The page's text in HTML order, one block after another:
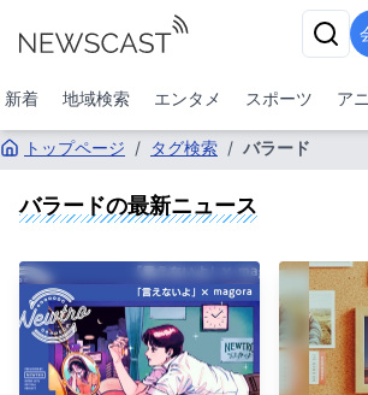
新着 地域検索 エンタメ スポーツ ア
トップページ / タグ検索 / バラード
バラードの最新ニュース